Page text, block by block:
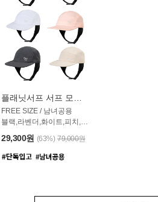
플래닛서프 서프 모자 UAC007PS
FREE SIZE / 남녀공용
블랙,라벤더,화이트,피치,그레이,오트밀 6컬러
29,300원 (63%) 79,000원